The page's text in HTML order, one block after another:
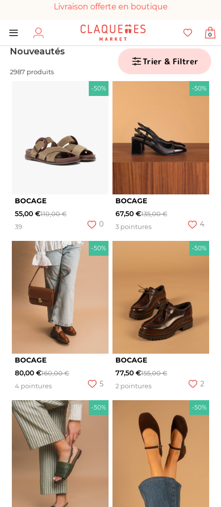
Livraison offerte en boutique
Paiement 100% sécurisé
Chaussures garanties en parfait état
0
Nouveautés
2987 produits
Trier & Filtrer
-50%
BOCAGE
55,00 €110,00 €
39
0
-50%
BOCAGE
67,50 €135,00 €
3 pointures
4
-50%
BOCAGE
80,00 €160,00 €
4 pointures
5
-50%
BOCAGE
77,50 €155,00 €
2 pointures
2
-50% -50%